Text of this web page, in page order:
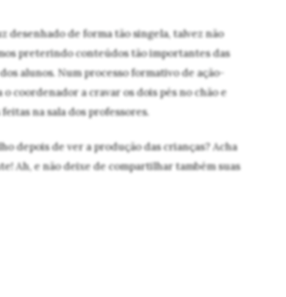
desenhado de forma tão singela, talvez não
preterindo conteúdos tão importantes das
alunos. Num processo formativo de ação-
coordenador a cravar os dois pés no chão e
na sala dos professores.
depois de ver a produção das crianças? Acha
Ah, e não deixe de compartilhar também suas